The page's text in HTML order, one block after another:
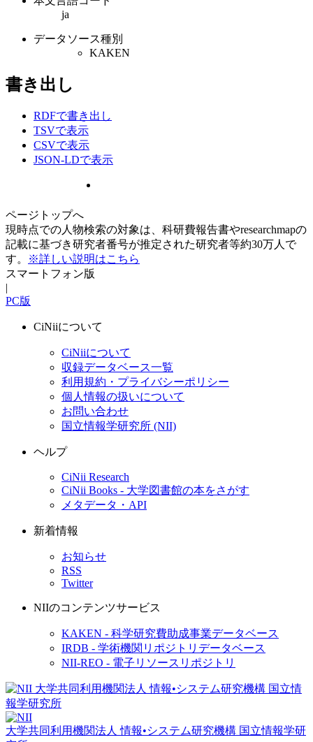
ja
データソース種別
KAKEN
書き出し
RDFで書き出し
TSVで表示
CSVで表示
JSON-LDで表示
ページトップへ
現時点での人物検索の対象は、科研費報告書やresearchmapの
記載に基づき研究者番号が推定された研究者等約30万人で
す。
※詳しい説明はこちら
スマートフォン版
|
PC版
CiNiiについて
CiNiiについて
収録データベース一覧
利用規約・プライバシーポリシー
個人情報の扱いについて
お問い合わせ
国立情報学研究所 (NII)
ヘルプ
CiNii Research
CiNii Books - 大学図書館の本をさがす
メタデータ・API
新着情報
お知らせ
RSS
Twitter
NIIのコンテンツサービス
KAKEN - 科学研究費助成事業データベース
IRDB - 学術機関リポジトリデータベース
NII-REO - 電子リソースリポジトリ
大学共同利用機関法人 情報•システム研究機構 国立情報学研